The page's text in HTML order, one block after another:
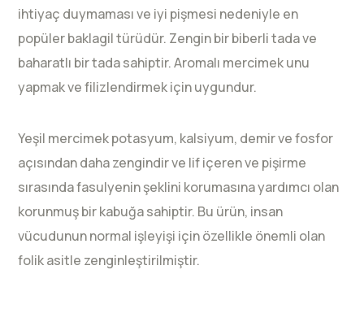
ihtiyaç duymaması ve iyi pişmesi nedeniyle en
popüler baklagil türüdür. Zengin bir biberli tada ve
baharatlı bir tada sahiptir. Aromalı mercimek unu
yapmak ve filizlendirmek için uygundur.
Yeşil mercimek potasyum, kalsiyum, demir ve fosfor
açısından daha zengindir ve lif içeren ve pişirme
sırasında fasulyenin şeklini korumasına yardımcı olan
korunmuş bir kabuğa sahiptir. Bu ürün, insan
vücudunun normal işleyişi için özellikle önemli olan
folik asitle zenginleştirilmiştir.